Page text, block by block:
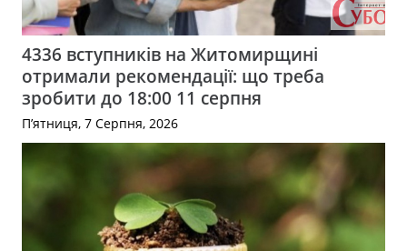
4336 вступників на Житомирщині
отримали рекомендації: що треба
зробити до 18:00 11 серпня
П’ятниця, 7 Серпня, 2026